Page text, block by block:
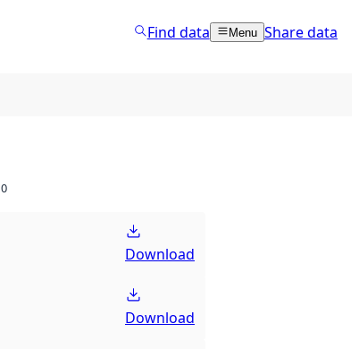
Find data Menu Share data
0
Download
Download